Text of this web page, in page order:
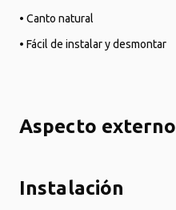
• Canto natural
• Fácil de instalar y desmontar
Aspecto externo
Instalación